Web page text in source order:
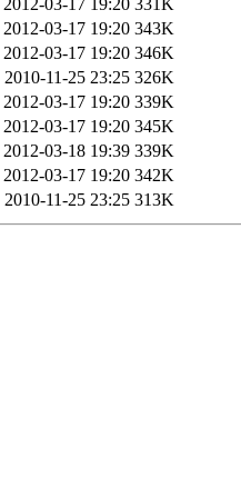
2012-03-17 19:20 343K
2012-03-17 19:20 346K
2010-11-25 23:25 326K
2012-03-17 19:20 339K
2012-03-17 19:20 345K
2012-03-18 19:39 339K
2012-03-17 19:20 342K
2010-11-25 23:25 313K